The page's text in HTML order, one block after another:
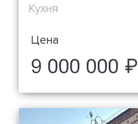
Кухня
Цена
9 000 000 ₽